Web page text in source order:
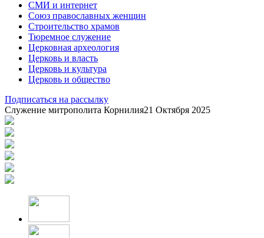
СМИ и интернет
Союз православных женщин
Строительство храмов
Тюремное служение
Церковная археология
Церковь и власть
Церковь и культура
Церковь и общество
Подписаться на рассылку
Служение митрополита Корнилия21 Октября 2025